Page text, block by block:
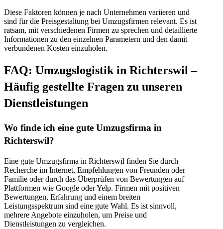
Diese Faktoren können je nach Unternehmen variieren und
sind für die Preisgestaltung bei Umzugsfirmen relevant. Es ist
ratsam, mit verschiedenen Firmen zu sprechen und detaillierte
Informationen zu den einzelnen Parametern und den damit
verbundenen Kosten einzuholen.
FAQ: Umzugslogistik in Richterswil –
Häufig gestellte Fragen zu unseren
Dienstleistungen
Wo finde ich eine gute Umzugsfirma in
Richterswil?
Eine gute Umzugsfirma in Richterswil finden Sie durch
Recherche im Internet, Empfehlungen von Freunden oder
Familie oder durch das Überprüfen von Bewertungen auf
Plattformen wie Google oder Yelp. Firmen mit positiven
Bewertungen, Erfahrung und einem breiten
Leistungsspektrum sind eine gute Wahl. Es ist sinnvoll,
mehrere Angebote einzuholen, um Preise und
Dienstleistungen zu vergleichen.